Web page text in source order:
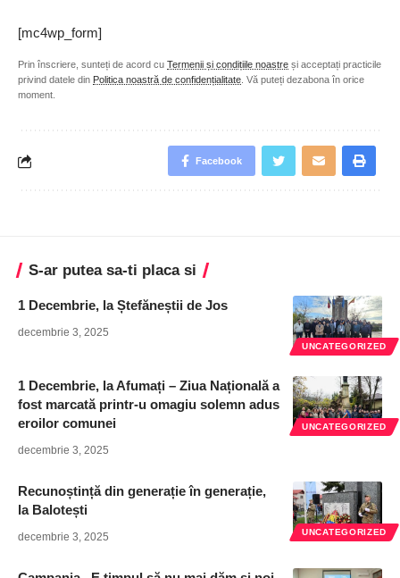
[mc4wp_form]
Prin înscriere, sunteți de acord cu Termenii și condițiile noastre și acceptați practicile
privind datele din Politica noastră de confidențialitate. Vă puteți dezabona în orice
moment.
Facebook
S-ar putea sa-ti placa si
UNCATEGORIZED
1 Decembrie, la Ștefăneștii de Jos
decembrie 3, 2025
UNCATEGORIZED
1 Decembrie, la Afumați – Ziua Națională a
fost marcată printr-u omagiu solemn adus
eroilor comunei
decembrie 3, 2025
UNCATEGORIZED
Recunoștință din generație în generație,
la Balotești
decembrie 3, 2025